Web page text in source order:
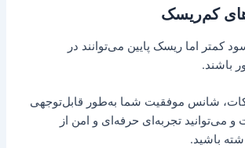
کم‌ریسک
کمتر اما ریسک پایین می‌توانند در
باشند.
نکات، شانس موفقیت شما به‌طور قابل‌توجهی
و می‌توانید تجربه‌ای حرفه‌ای و امن از
باشید.